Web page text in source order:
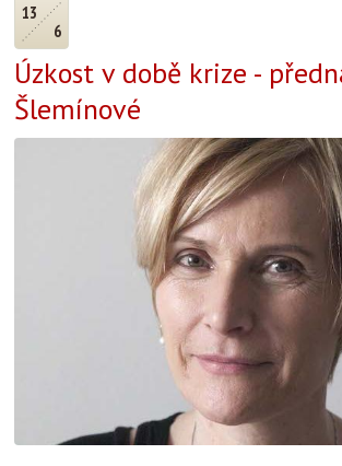
13
6
Úzkost v době krize -
Šlemínové